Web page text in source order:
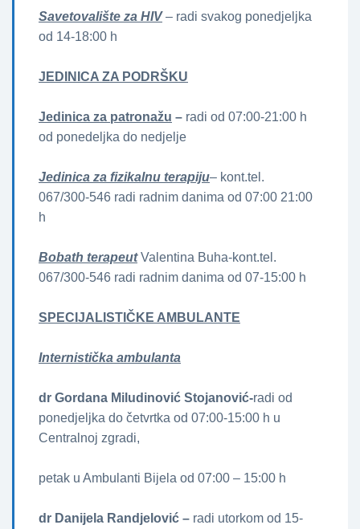
Savetovalište za HIV– radi svakog ponedjeljka
od 14-18:00 h
JEDINICA ZA PODRŠKU
Jedinica za patronažu – radi od 07:00-21:00 h
od ponedeljka do nedjelje
Jedinica za fizikalnu terapiju– kont.tel.
067/300-546 radi radnim danima od 07:00 21:00
h
Bobath terapeutValentina Buha-kont.tel.
067/300-546 radi radnim danima od 07-15:00 h
SPECIJALISTIČKE AMBULANTE
Internistička ambulanta
dr Gordana Miludinović Stojanović-radi od
ponedjeljka do četvrtka od 07:00-15:00 h u
Centralnoj zgradi,
petak u Ambulanti Bijela od 07:00 – 15:00 h
dr Danijela Randjelović – radi utorkom od 15-